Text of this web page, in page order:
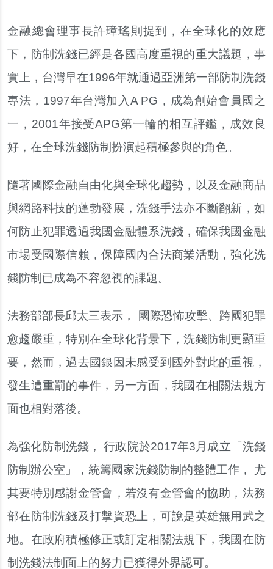
金融總會理事長許璋瑤則提到，在全球化的效應
下，防制洗錢已經是各國高度重視的重大議題，事
實上，台灣早在1996年就通過亞洲第一部防制洗錢
專法，1997年台灣加入A PG，成為創始會員國之
一，2001年接受APG第一輪的相互評鑑，成效良
好，在全球洗錢防制扮演起積極參與的角色。
隨著國際金融自由化與全球化趨勢，以及金融商品
與網路科技的蓬勃發展，洗錢手法亦不斷翻新，如
何防止犯罪透過我國金融體系洗錢，確保我國金融
市場受國際信賴，保障國內合法商業活動，強化洗
錢防制已成為不容忽視的課題。
法務部部長邱太三表示， 國際恐怖攻擊、跨國犯罪
愈趨嚴重，特別在全球化背景下，洗錢防制更顯重
要，然而，過去國銀因未感受到國外對此的重視，
發生遭重罰的事件，另一方面，我國在相關法規方
面也相對落後。
為強化防制洗錢， 行政院於2017年3月成立「洗錢
防制辦公室」，統籌國家洗錢防制的整體工作， 尤
其要特別感謝金管會，若沒有金管會的協助，法務
部在防制洗錢及打擊資恐上，可說是英雄無用武之
地。在政府積極修正或訂定相關法規下，我國在防
制洗錢法制面上的努力已獲得外界認可。